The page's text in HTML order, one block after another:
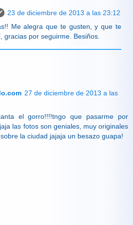
23 de diciembre de 2013 a las 23:12
Me alegra que te gusten, y que te
gracias por seguirme. Besiños.
27 de diciembre de 2013 a las
el gorro!!!!tngo que pasarme por
las fotos son geniales, muy originales
la ciudad jajaja un besazo guapa!